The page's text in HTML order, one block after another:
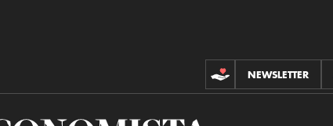
CONTRIBUCIONES
NEWSLETTER